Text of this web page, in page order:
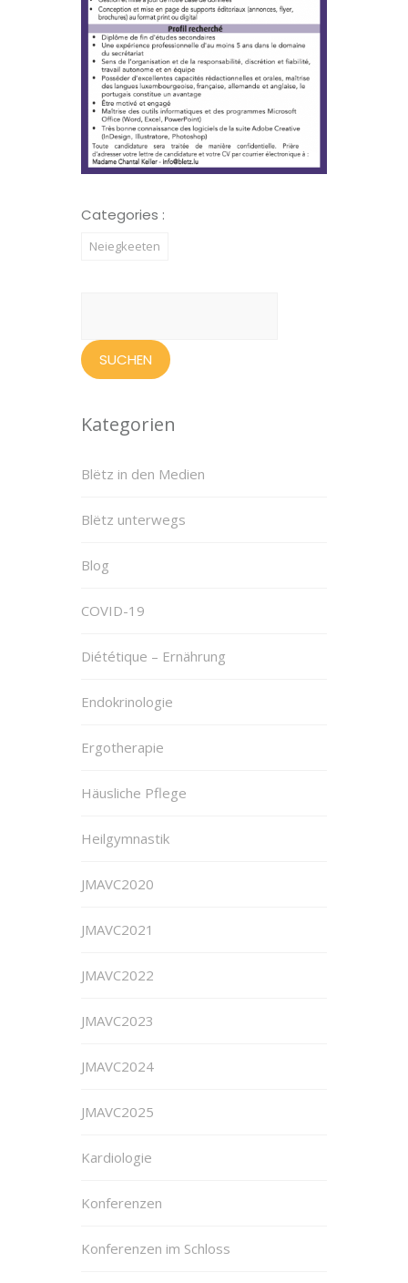
Categories :
Neiegkeeten
Kategorien
Blëtz in den Medien
Blëtz unterwegs
Blog
COVID-19
Diététique – Ernährung
Endokrinologie
Ergotherapie
Häusliche Pflege
Heilgymnastik
JMAVC2020
JMAVC2021
JMAVC2022
JMAVC2023
JMAVC2024
JMAVC2025
Kardiologie
Konferenzen
Konferenzen im Schloss